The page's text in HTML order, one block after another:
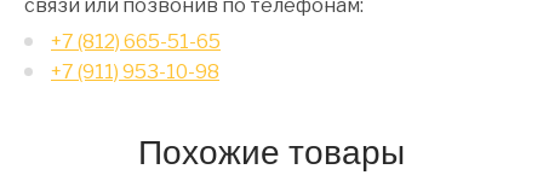
связи или позвонив по телефонам:
+7 (812) 665-51-65
+7 (911) 953-10-98
Похожие товары